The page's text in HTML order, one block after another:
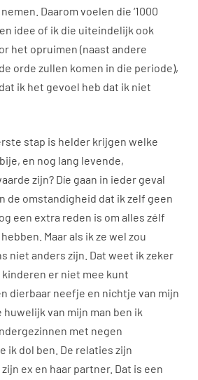
Daarom voelen die ‘1000
idee of ik die uiteindelijk ook
het opruimen (naast andere
orde zullen komen in die periode),
ik het gevoel heb dat ik niet
stap is helder krijgen welke
en nog lang levende,
zijn? Díe gaan in ieder geval
de omstandigheid dat ik zelf geen
een extra reden is om alles zélf
Maar als ik ze wel zou
niet anders zijn. Dat weet ik zeker
er niet mee kunt
dierbaar neefje en nichtje van mijn
van mijn man ben ik
met negen
ik dol ben. De relaties zijn
ex en haar partner. Dat is een